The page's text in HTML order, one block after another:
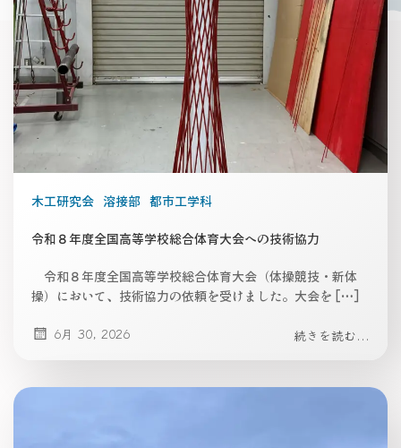
木工研究会 溶接部 都市工学科
令和８年度全国高等学校総合体育大会への技術協力
令和８年度全国高等学校総合体育大会（体操競技・新体
操）において、技術協力の依頼を受けました。大会を […]
6月 30, 2026 続きを読む...